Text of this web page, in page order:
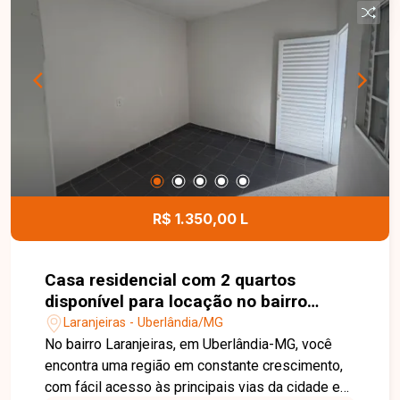
R$ 1.350,00 L
Casa residencial com 2 quartos
disponível para locação no bairro
Laranjeiras em Uberlândia-MG
Laranjeiras - Uberlândia/MG
No bairro Laranjeiras, em Uberlândia-MG, você
encontra uma região em constante crescimento,
com fácil acesso às principais vias da cidade e